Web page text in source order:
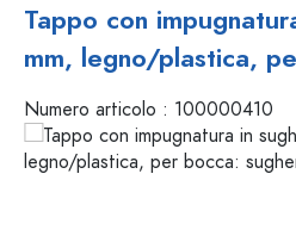
Tappo con
mm, legno/plastica,
Numero articolo : 100000410